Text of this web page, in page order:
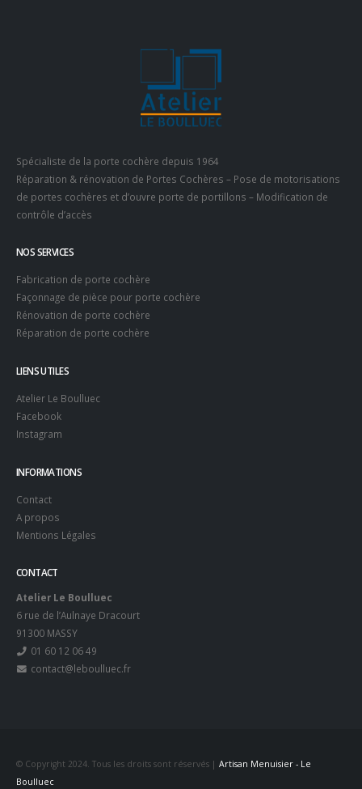
Spécialiste de la porte cochère depuis 1964
Réparation & rénovation de Portes Cochères – Pose de motorisations
de portes cochères et d’ouvre porte de portillons – Modification de
contrôle d’accès
NOS SERVICES
Fabrication de porte cochère
Façonnage de pièce pour porte cochère
Rénovation de porte cochère
Réparation de porte cochère
LIENS UTILES
Atelier Le Boulluec
Facebook
Instagram
INFORMATIONS
Contact
A propos
Mentions Légales
CONTACT
Atelier Le Boulluec
6 rue de l’Aulnaye Dracourt
91300 MASSY
01 60 12 06 49
contact@leboulluec.fr
© Copyright 2024. Tous les droits sont réservés | Artisan Menuisier - Le
Boulluec